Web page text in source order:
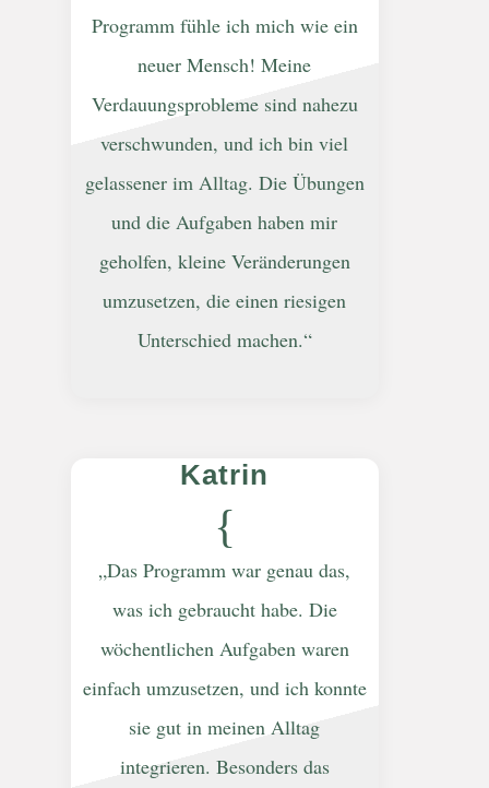
Programm fühle ich mich wie ein
neuer Mensch! Meine
Verdauungsprobleme sind nahezu
verschwunden, und ich bin viel
gelassener im Alltag. Die Übungen
und die Aufgaben haben mir
geholfen, kleine Veränderungen
umzusetzen, die einen riesigen
Unterschied machen.“
Katrin
{
„Das Programm war genau das,
was ich gebraucht habe. Die
wöchentlichen Aufgaben waren
einfach umzusetzen, und ich konnte
sie gut in meinen Alltag
integrieren. Besonders das